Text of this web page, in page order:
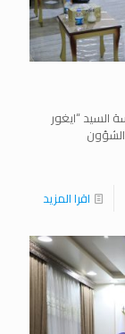
برئاسة السيد “ايغور
اقرا المزيد